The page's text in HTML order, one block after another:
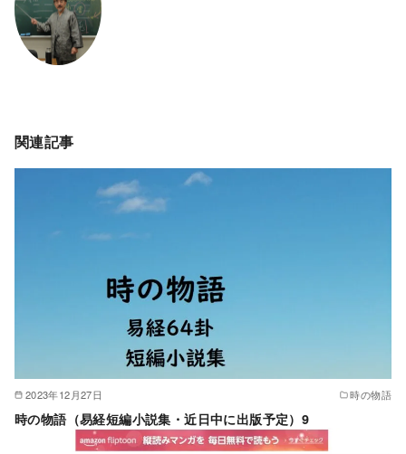
関連記事
2023年12月27日 時の物語
時の物語（易経短編小説集・近日中に出版予定）9